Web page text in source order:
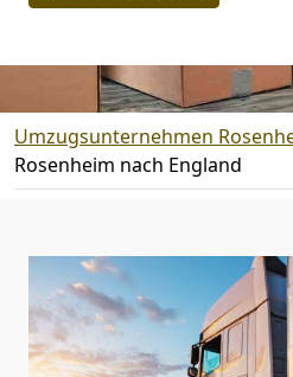
Umzugsunternehmen
Rosenheim nach England